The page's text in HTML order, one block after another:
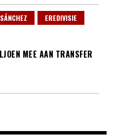
EREDIVISIE
MEE AAN TRANSFER